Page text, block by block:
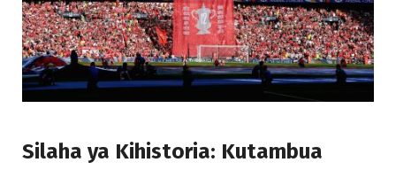
Silaha ya Kihistoria: Kutambua